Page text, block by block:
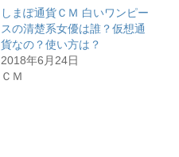
しまぽ通貨ＣＭ 白いワンピー
スの清楚系女優は誰？仮想通
貨なの？使い方は？
2018年6月24日
ＣＭ